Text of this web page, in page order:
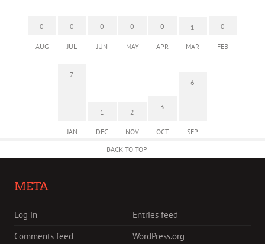
0
AUG
0
JUL
0
JUN
0
MAY
0
APR
1
MAR
0
FEB
7
JAN
1
DEC
2
NOV
3
OCT
6
SEP
BACK TO TOP
META
Log in
Entries feed
Comments feed
WordPress.org